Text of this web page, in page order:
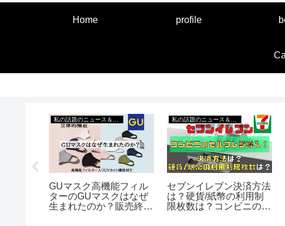
Home profile
GUマスク高機能フィル
ターのGUマスクはなぜ
生まれたのか？販売終
セブンイレブン決済方法
は？硬貨/紙幣の利用制
限枚数は？コンビニのセ